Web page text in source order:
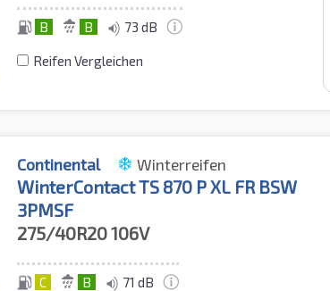
B B 73 dB
Reifen Vergleichen
Continental Winterreifen
WinterContact TS 870 P XL FR BSW
3PMSF
275/40R20106V
C B 71 dB